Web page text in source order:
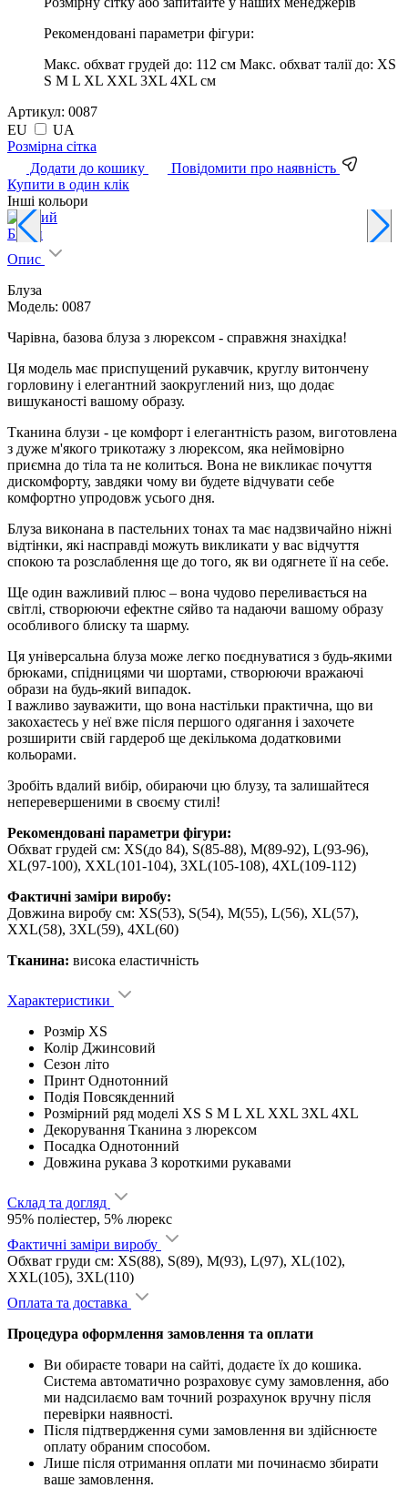
Рекомендовані параметри фігури:
Макс. обхват грудей до: 112 см Макс. обхват талії до: XS
S M L XL XXL 3XL 4XL см
Артикул: 0087
EU
UA
Pозмірна сітка
Додати до кошику
Повідомити про наявність
Купити в один клік
Інші кольори
Білий
Опис
Блуза
Модель: 0087
Чарівна, базова блуза з люрексом - справжня знахідка!
Ця модель має приспущений рукавчик, круглу витончену
горловину і елегантний заокруглений низ, що додає
вишуканості вашому образу.
Тканина блузи - це комфорт і елегантність разом, виготовлена
з дуже м'якого трикотажу з люрексом, яка неймовірно
приємна до тіла та не колиться. Вона не викликає почуття
дискомфорту, завдяки чому ви будете відчувати себе
комфортно упродовж усього дня.
Блуза виконана в пастельних тонах та має надзвичайно ніжні
відтінки, які насправді можуть викликати у вас відчуття
спокою та розслаблення ще до того, як ви одягнете її на себе.
Ще один важливий плюс – вона чудово переливається на
світлі, створюючи ефектне сяйво та надаючи вашому образу
особливого блиску та шарму.
Ця універсальна блуза може легко поєднуватися з будь-якими
брюками, спідницями чи шортами, створюючи вражаючі
образи на будь-який випадок.
І важливо зауважити, що вона настільки практична, що ви
закохаєтесь у неї вже після першого одягання і захочете
розширити свій гардероб ще декількома додатковими
кольорами.
Зробіть вдалий вибір, обираючи цю блузу, та залишайтеся
неперевершеними в своєму стилі!
Рекомендовані параметри фігури:
Обхват грудей см: XS(до 84), S(85-88), M(89-92), L(93-96),
XL(97-100), XXL(101-104), 3XL(105-108), 4XL(109-112)
Фактичні заміри виробу:
Довжина виробу см: XS(53), S(54), M(55), L(56), XL(57),
XXL(58), 3XL(59), 4XL(60)
Тканина: висока еластичність
Характеристики
Розмір XS
Колір Джинсовий
Сезон літо
Принт Однотонний
Подія Повсякденний
Розмірний ряд моделі XS S M L XL XXL 3XL 4XL
Декорування Тканина з люрексом
Посадка Однотонний
Довжина рукава З короткими рукавами
Склад та догляд
95% поліестер, 5% люрекс
Фактичні заміри виробу
Обхват груди см: XS(88), S(89), M(93), L(97), XL(102),
XXL(105), 3XL(110)
Оплата та доставка
Процедура оформлення замовлення та оплати
Ви обираєте товари на сайті, додаєте їх до кошика.
Система автоматично розраховує суму замовлення, або
ми надсилаємо вам точний розрахунок вручну після
перевірки наявності.
Після підтвердження суми замовлення ви здійснюєте
оплату обраним способом.
Лише після отримання оплати ми починаємо збирати
ваше замовлення.